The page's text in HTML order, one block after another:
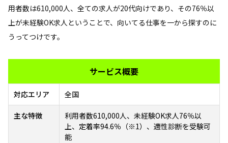
用者数は610,000人、全ての求人が20代向けであり、その76％以
上が未経験OK求人ということで、向いてる仕事を一から探すのに
うってつけです。
サービス概要
対応エリア 全国
主な特徴
利用者数610,000人、未経験OK求人76％以
上、定着率94.6％（※1）、適性診断を受験可
能